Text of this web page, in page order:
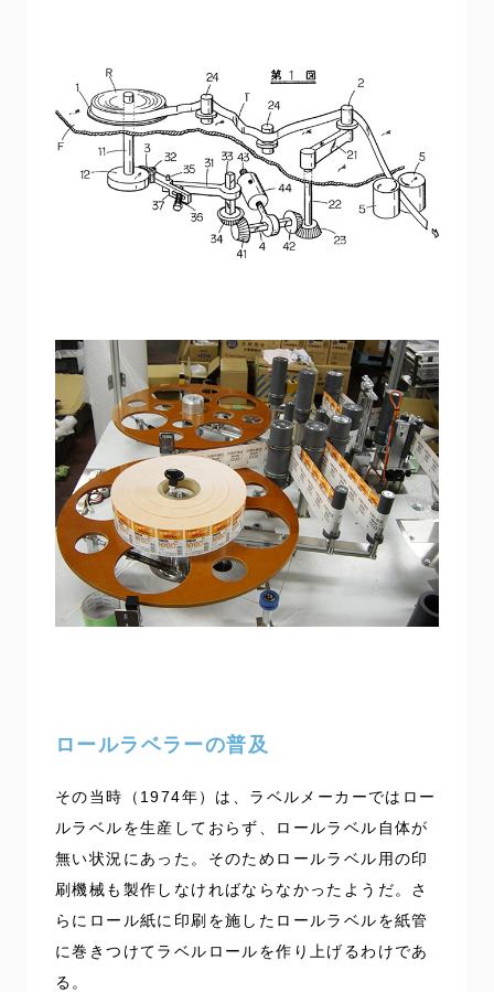
ロールラベラーの普及
その当時（1974年）は、ラベルメーカーではロー
ルラベルを生産しておらず、ロールラベル自体が
無い状況にあった。そのためロールラベル用の印
刷機械も製作しなければならなかったようだ。さ
らにロール紙に印刷を施したロールラベルを紙管
に巻きつけてラベルロールを作り上げるわけであ
る。